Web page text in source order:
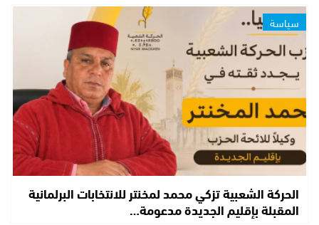
سياسة
الحركة الشعبية تزكي محمد لمخنتر للانتخابات البرلمانية
المقبلة بإقليم الجديدة مدعومة…